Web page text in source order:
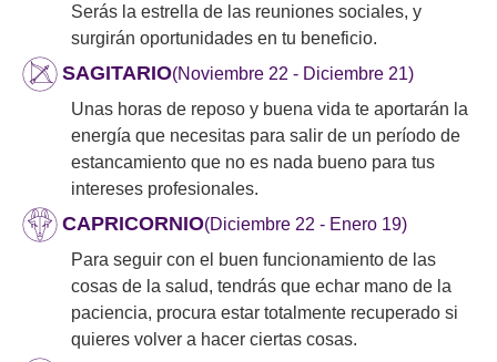
Serás la estrella de las reuniones sociales, y
surgirán oportunidades en tu beneficio.
SAGITARIO(Noviembre 22 - Diciembre 21)
Unas horas de reposo y buena vida te aportarán la
energía que necesitas para salir de un período de
estancamiento que no es nada bueno para tus
intereses profesionales.
CAPRICORNIO(Diciembre 22 - Enero 19)
Para seguir con el buen funcionamiento de las
cosas de la salud, tendrás que echar mano de la
paciencia, procura estar totalmente recuperado si
quieres volver a hacer ciertas cosas.